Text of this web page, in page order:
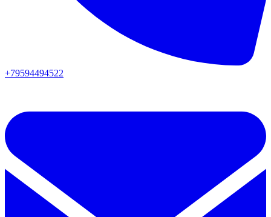
+79594494522